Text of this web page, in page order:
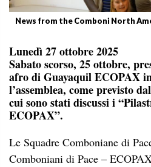
News from the Comboni North
Lunedì 27 ottobre 2025
Sabato scorso, 25 ottobre,
afro di Guayaquil ECOPAX
l’assemblea, come previsto
cui sono stati discussi i
ECOPAX”.
Le Squadre Comboniane di
Comboniani di Pace –